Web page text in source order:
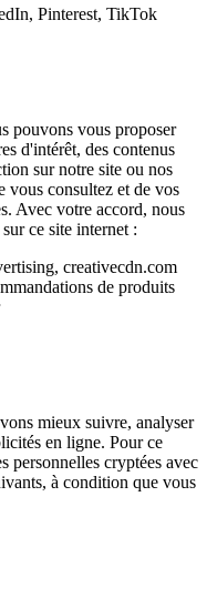
Pinterest, TikTok
pouvons vous proposer
d'intérêt, des contenus
sur notre site ou nos
vous consultez et de vos
Avec votre accord, nous
ce site internet :
creativecdn.com
de produits
mieux suivre, analyser
en ligne. Pour ce
personnelles cryptées avec
à condition que vous